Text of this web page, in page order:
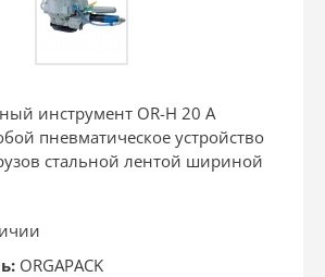
инструмент OR-H 20 A
пневматическое устройство
стальной лентой шириной
ORGAPACK